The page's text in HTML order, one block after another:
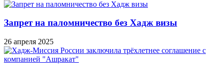
Запрет на паломничество без Хадж визы
26 апреля 2025